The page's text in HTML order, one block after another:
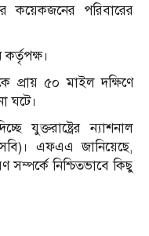
কয়েকজনের পরিবারের
প্রায় ৫০ মাইল দক্ষিণে
ঘটে।
যুক্তরাষ্ট্রের ন্যাশনাল
এফএএ জানিয়েছে,
সম্পর্কে নিশ্চিতভাবে কিছু